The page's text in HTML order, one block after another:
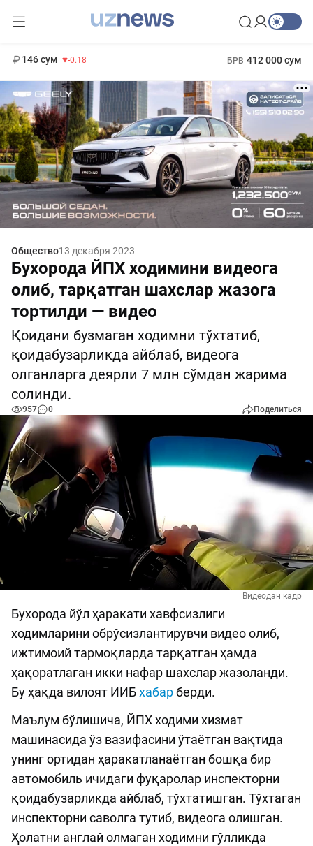
146 сум -0.18 БРВ 412 000 сум
Общество13 декабря 2023
Бухорода ЙПХ ходимини видеога
олиб, тарқатган шахслар жазога
тортилди — видео
Қоидани бузмаган ходимни тўхтатиб,
қоидабузарликда айблаб, видеога
олганларга деярли 7 млн сўмдан жарима
солинди.
957 0 Поделиться
Видеодан кадр
Бухорода йўл ҳаракати хавфсизлиги
ходимларини обрўсизлантирувчи видео олиб,
ижтимоий тармоқларда тарқатган ҳамда
ҳақоратлаган икки нафар шахслар жазоланди.
Бу ҳақда вилоят ИИБхабарберди.
Маълум бўлишича, ЙПХ ходими хизмат
машинасида ўз вазифасини ўтаётган вақтида
унинг ортидан ҳаракатланаётган бошқа бир
автомобиль ичидаги фуқаролар инспекторни
қоидабузарликда айблаб, тўхтатишган. Тўхтаган
инспекторни саволга тутиб, видеога олишган.
Ҳолатни англай олмаган ходимни гўлликда